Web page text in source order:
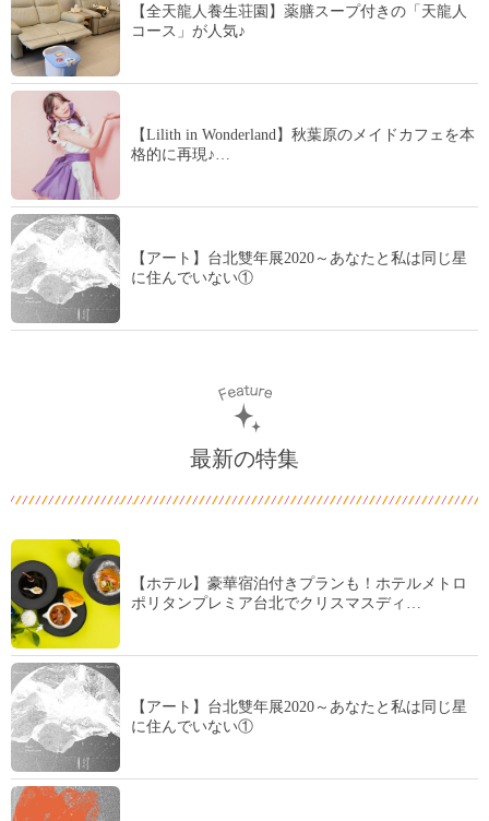
【全天龍人養生荘園】薬膳スープ付きの「天龍人
コース」が人気♪
【Lilith in Wonderland】秋葉原のメイドカフェを本
格的に再現♪…
【アート】台北雙年展2020～あなたと私は同じ星
に住んでいない①
最新の特集
【ホテル】豪華宿泊付きプランも！ホテルメトロ
ポリタンプレミア台北でクリスマスディ…
【アート】台北雙年展2020～あなたと私は同じ星
に住んでいない①